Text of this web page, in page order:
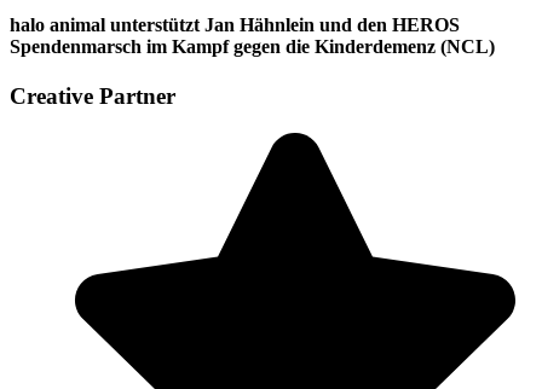
halo animal unterstützt Jan Hähnlein und den HEROS
Spendenmarsch im Kampf gegen die Kinderdemenz (NCL)
Creative Partner